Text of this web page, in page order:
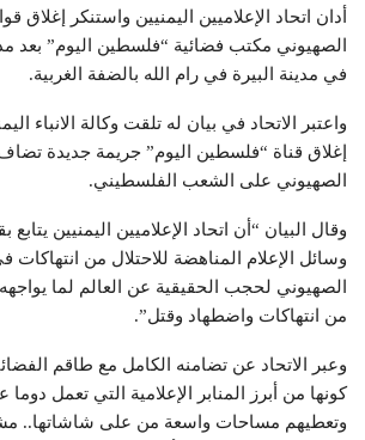
أدان اتحاد الإعلاميين اليمنيين واستنكر إغلاق
الصهيوني مكتب فضائية “فلسطين اليوم” بعد
في مدينة البيرة في رام الله بالضفة الغربية.
واعتبر الاتحاد في بيان له تلقت وكالة الانباء
إغلاق قناة “فلسطين اليوم” جريمة جديدة تضاف
الصهيوني على الشعب الفلسطيني.
وقال البيان “أن اتحاد الإعلاميين اليمنيين
وسائل الإعلام المناهضة للاحتلال من انتهاكات
الصهيوني لحجب الحقيقية عن العالم لما
من انتهاكات واضطهاد وقتل”.
وعبر الاتحاد عن تضامنه الكامل مع طاقم
كونها من أبرز المنابر الإعلامية التي تعمل
وتعطيهم مساحات واسعة من على شاشاتها..